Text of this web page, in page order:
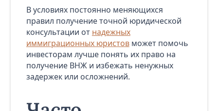
В условиях постоянно меняющихся
правил получение точной юридической
консультации от надежных
иммиграционных юристовможет помочь
инвесторам лучше понять их право на
получение ВНЖ и избежать ненужных
задержек или осложнений.